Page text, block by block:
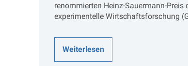
renommierten Heinz-Sauermann-Preis
experimentelle Wirtschaftsforschung
Weiterlesen